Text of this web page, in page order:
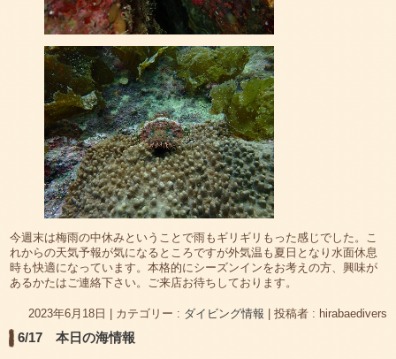
今週末は梅雨の中休みということで雨もギリギリもった感じでした。こ
れからの天気予報が気になるところですが外気温も夏日となり水面休息
時も快適になっています。本格的にシーズンインをお考えの方、興味が
あるかたはご連絡下さい。ご来店お待ちしております。
2023年6月18日 カテゴリー : ダイビング情報 投稿者 : hirabaedivers
6/17 本日の海情報